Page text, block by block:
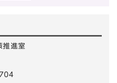
推進室